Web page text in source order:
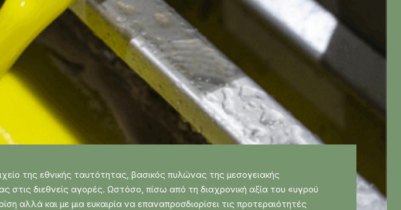
της εθνικής ταυτότητας, βασικός πυλώνας της μεσογειακής
διεθνείς αγορές. Ωστόσο, πίσω από τη διαχρονική αξία του «υγρού
αλλά και με μια ευκαιρία να επαναπροσδιορίσει τις προτεραιότητές